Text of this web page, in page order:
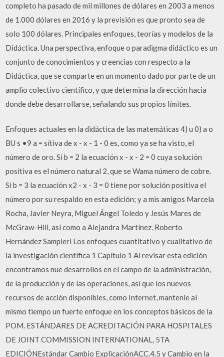
completo ha pasado de mil millones de dólares en 2003 a menos
de 1.000 dólares en 2016 y la previsión es que pronto sea de
solo 100 dólares. Principales enfoques, teorías y modelos de la
Didáctica. Una perspectiva, enfoque o paradigma didáctico es un
conjunto de conocimientos y creencias con respecto a la
Didáctica, que se comparte en un momento dado por parte de un
amplio colectivo científico, y que determina la dirección hacia
donde debe desarrollarse, señalando sus propios límites.
Enfoques actuales en la didáctica de las matemáticas 4) u 0) a o
BU s •9 a = sítiva de x - x - 1 - 0 es, como ya se ha visto, el
número de oro. Si b = 2 la ecuación x - x - 2 = 0 cuya solución
positiva es el número natural 2, que se Wama número de cobre.
Si b = 3 la ecuación x2 - x - 3 = 0 tiene por solución positiva el
número por su respaldo en esta edición; y a mis amigos Marcela
Rocha, Javier Neyra, Miguel Ángel Toledo y Jesús Mares de
McGraw-Hill, así como a Alejandra Martínez. Roberto
Hernández Sampieri Los enfoques cuantitativo y cualitativo de
la investigación científica 1 Capítulo 1 Al revisar esta edición
encontramos nue desarrollos en el campo de la administración,
de la producción y de las operaciones, así que los nuevos
recursos de acción disponibles, como Internet, mantenie al
mismo tiempo un fuerte enfoque en los conceptos básicos de la
POM. ESTÁNDARES DE ACREDITACIÓN PARA HOSPITALES
DE JOINT COMMISSION INTERNATIONAL, 5TA
EDICIÓNEstándar Cambio ExplicaciónACC.4.5 y Cambio en la